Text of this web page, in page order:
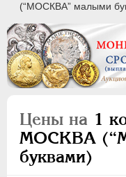
(“МОСКВА” малыми
Цены на 1
МОСКВА
буквами)
ПEТР I 1699 - 1725
ЕКАТЕРИНА I 1725-
Золото
Серебро